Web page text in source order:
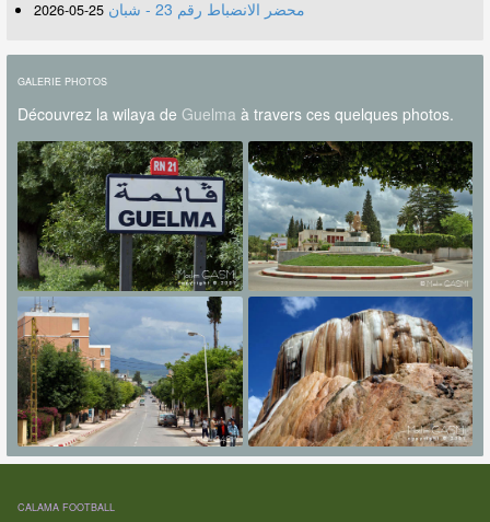
محضر الانضباط رقم 23 - شبان 25-05-2026
GALERIE PHOTOS
Découvrez la wilaya de Guelma à travers ces quelques photos.
CALAMA FOOTBALL